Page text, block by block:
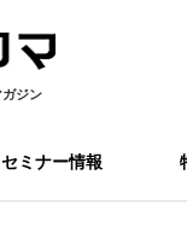
ジン
セミナー情報